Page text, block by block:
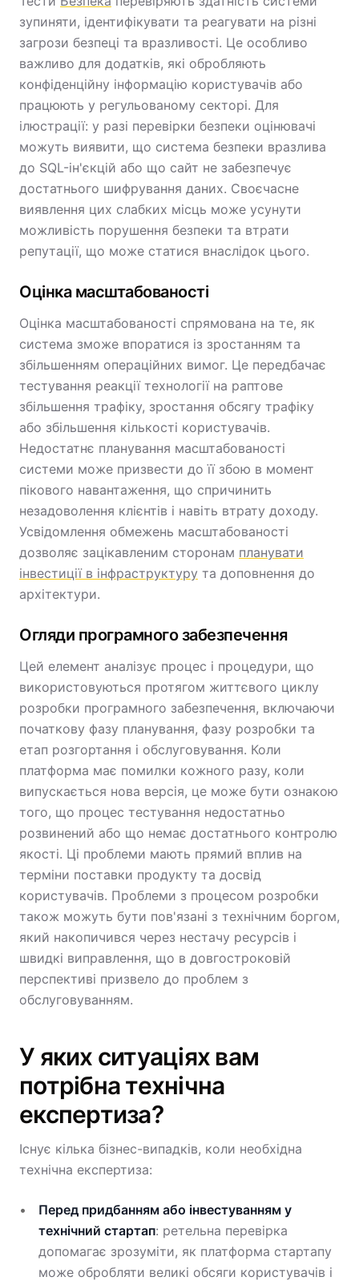
зупиняти, ідентифікувати та реагувати на різні
загрози безпеці та вразливості. Це особливо
важливо для додатків, які обробляють
конфіденційну інформацію користувачів або
працюють у регульованому секторі. Для
ілюстрації: у разі перевірки безпеки оцінювачі
можуть виявити, що система безпеки вразлива
до SQL-ін'єкцій або що сайт не забезпечує
достатнього шифрування даних. Своєчасне
виявлення цих слабких місць може усунути
можливість порушення безпеки та втрати
репутації, що може статися внаслідок цього.
Оцінка масштабованості
Оцінка масштабованості спрямована на те, як
система зможе впоратися із зростанням та
збільшенням операційних вимог. Це передбачає
тестування реакції технології на раптове
збільшення трафіку, зростання обсягу трафіку
або збільшення кількості користувачів.
Недостатнє планування масштабованості
системи може призвести до її збою в момент
пікового навантаження, що спричинить
незадоволення клієнтів і навіть втрату доходу.
Усвідомлення обмежень масштабованості
дозволяє зацікавленим сторонам планувати
інвестиції в інфраструктуру та доповнення до
архітектури.
Огляди програмного забезпечення
Цей елемент аналізує процес і процедури, що
використовуються протягом життєвого циклу
розробки програмного забезпечення, включаючи
початкову фазу планування, фазу розробки та
етап розгортання і обслуговування. Коли
платформа має помилки кожного разу, коли
випускається нова версія, це може бути ознакою
того, що процес тестування недостатньо
розвинений або що немає достатнього контролю
якості. Ці проблеми мають прямий вплив на
терміни поставки продукту та досвід
користувачів. Проблеми з процесом розробки
також можуть бути пов'язані з технічним боргом,
який накопичився через нестачу ресурсів і
швидкі виправлення, що в довгостроковій
перспективі призвело до проблем з
обслуговуванням.
У яких ситуаціях вам
потрібна технічна
експертиза?
Існує кілька бізнес-випадків, коли необхідна
технічна експертиза:
Перед придбанням або інвестуванням у
технічний стартап: ретельна перевірка
допомагає зрозуміти, як платформа стартапу
може обробляти великі обсяги користувачів і